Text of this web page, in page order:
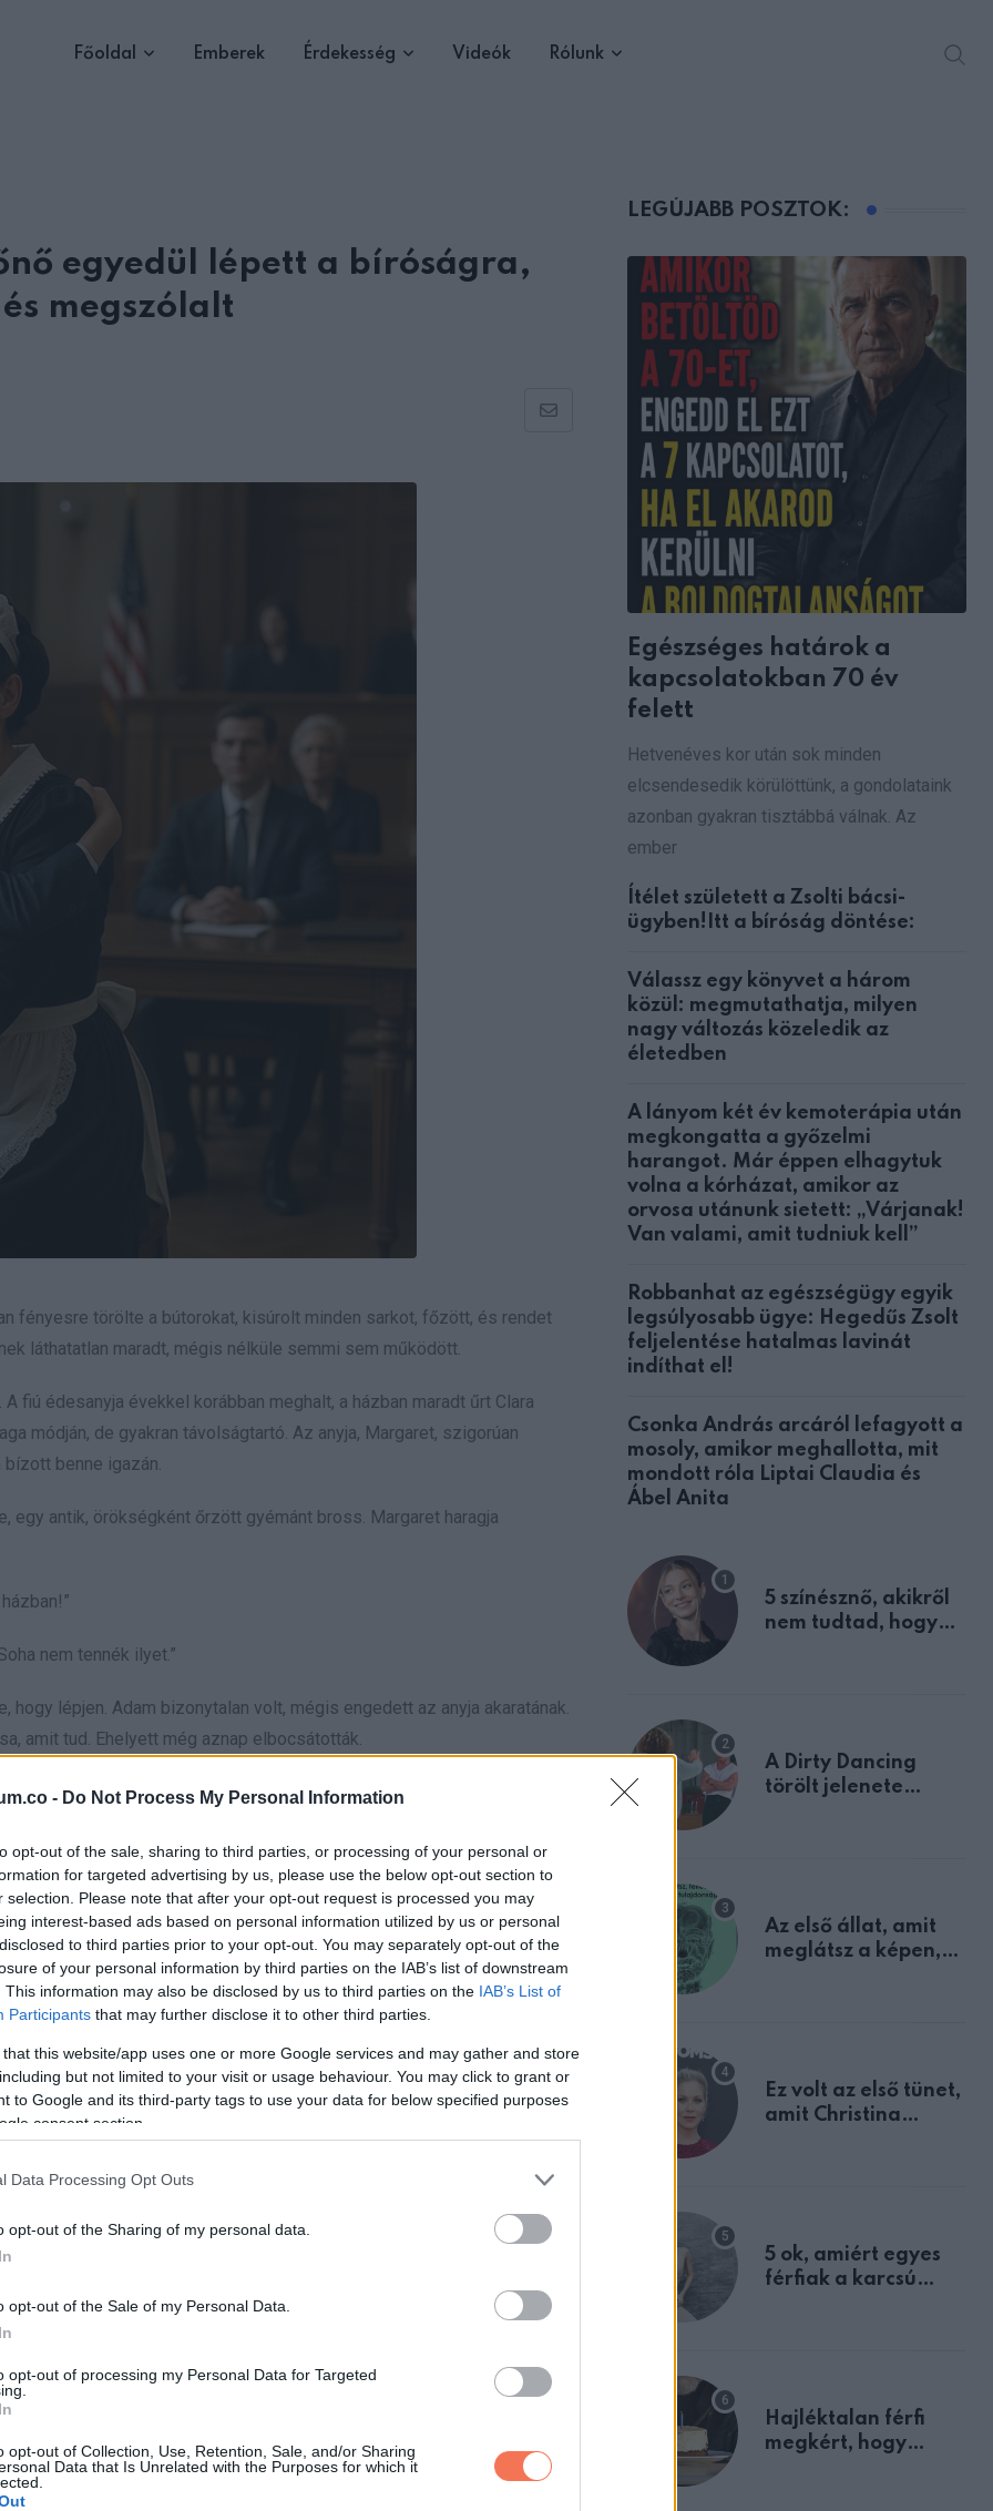
- Do Not Process My Personal Information
opt-out of the sale, sharing to third parties, or processing of your personal or
for targeted advertising by us, please use the below opt-out section to
selection. Please note that after your opt-out request is processed you may
interest-based ads based on personal information utilized by us or personal
to third parties prior to your opt-out. You may separately opt-out of the
of your personal information by third parties on the IAB’s list of downstream
This information may also be disclosed by us to third parties on the IAB’s List of
Participants that may further disclose it to other third parties.
that this website/app uses one or more Google services and may gather and store
but not limited to your visit or usage behaviour. You may click to grant or
to Google and its third-party tags to use your data for below specified purposes
consent section.
Data Processing Opt Outs
opt-out of the Sharing of my personal data.
opt-out of the Sale of my Personal Data.
opt-out of processing my Personal Data for Targeted
opt-out of Collection, Use, Retention, Sale, and/or Sharing
Data that Is Unrelated with the Purposes for which it
Főoldal Emberek Érdekesség Videók Rólunk
egyedül lépett a bíróságra,
megszólalt
Share
fényesre törölte a bútorokat, kisúrolt minden sarkot, főzött, és rendet
láthatatlan maradt, mégis nélküle semmi sem működött.
fiú édesanyja évekkel korábban meghalt, a házban maradt űrt Clara
módján, de gyakran távolságtartó. Az anyja, Margaret, szigorúan
benne igazán.
egy antik, örökségként őrzött gyémánt bross. Margaret haragja
nem tennék ilyet.”
lépjen. Adam bizonytalan volt, mégis engedett az anyja akaratának.
amit tud. Ehelyett még aznap elbocsátották.
össze. Suttogva nézték, ahogy Clarát könnyek közt elvezetik. Évek
előtt. A hír gyorsan terjedt a városban. Akik korábban köszöntek neki,
teli hangsúllyal.
a nevetése, a végtelen kérdései, az a szoros ölelés iskola után. Egy
LEGÚJABB POSZTOK:
Egészséges határok a
kapcsolatokban 70 év
felett
Hetvenéves kor után sok minden
elcsendesedik körülöttünk, a gondolataink
azonban gyakran tisztábbá válnak. Az
ember
Ítélet született a Zsolti bácsi-
ügyben!Itt a bíróság döntése:
Válassz egy könyvet a három
közül: megmutathatja, milyen
nagy változás közeledik az
életedben
A lányom két év kemoterápia után
megkongatta a győzelmi
harangot. Már éppen elhagytuk
volna a kórházat, amikor az
orvosa utánunk sietett: „Várjanak!
Van valami, amit tudniuk kell”
Robbanhat az egészségügy egyik
legsúlyosabb ügye: Hegedűs Zsolt
feljelentése hatalmas lavinát
indíthat el!
Csonka András arcáról lefagyott a
mosoly, amikor meghallotta, mit
mondott róla Liptai Claudia és
Ábel Anita
5 színésznő, akikről
nem tudtad, hogy
A Dirty Dancing
törölt jelenete
Az első állat, amit
meglátsz a képen,
Ez volt az első tünet,
amit Christina
5 ok, amiért egyes
férfiak a karcsú
Hajléktalan férfi
megkért, hogy